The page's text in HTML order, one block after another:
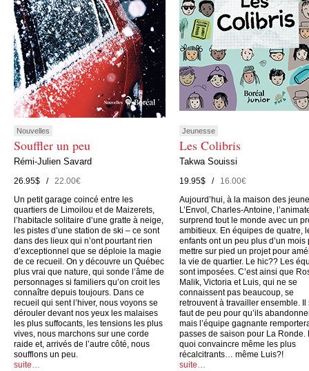
Nouvelles
Souffler un peu
Rémi-Julien Savard
26.95$ /22.00€
Un petit garage coincé entre les
quartiers de Limoilou et de Maizerets,
l’habitacle solitaire d’une gratte à neige,
les pistes d’une station de ski – ce sont
dans des lieux qui n’ont pourtant rien
d’exceptionnel que se déploie la magie
de ce recueil. On y découvre un Québec
plus vrai que nature, qui sonde l’âme de
personnages si familiers qu’on croit les
connaître depuis toujours. Dans ce
recueil qui sent l’hiver, nous voyons se
dérouler devant nos yeux les malaises
les plus suffocants, les tensions les plus
vives, nous marchons sur une corde
raide et, arrivés de l’autre côté, nous
soufflons un peu.
suite…
Jeunesse
Les Colibris
Takwa Souissi
19.95$ /16.00€
Aujourd’hui, à la maison des
L’Envol, Charles-Antoine,
surprend tout le monde avec un
ambitieux. En équipes de quatre,
enfants ont un peu plus d’un mois
mettre sur pied un projet pour
la vie de quartier. Le hic?? Les
sont imposées. C’est ainsi que
Malik, Victoria et Luis, qui ne se
connaissent pas beaucoup, se
retrouvent à travailler ensemble. Il
faut de peu pour qu’ils
mais l’équipe gagnante
passes de saison pour La Ronde.
quoi convaincre même les plus
récalcitrants… même Luis?!
suite…